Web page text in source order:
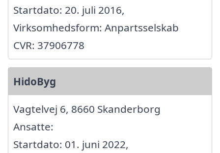
Startdato: 20. juli 2016,
Virksomhedsform: Anpartsselskab
CVR: 37906778
HidoByg
Vagtelvej 6, 8660 Skanderborg
Ansatte:
Startdato: 01. juni 2022,